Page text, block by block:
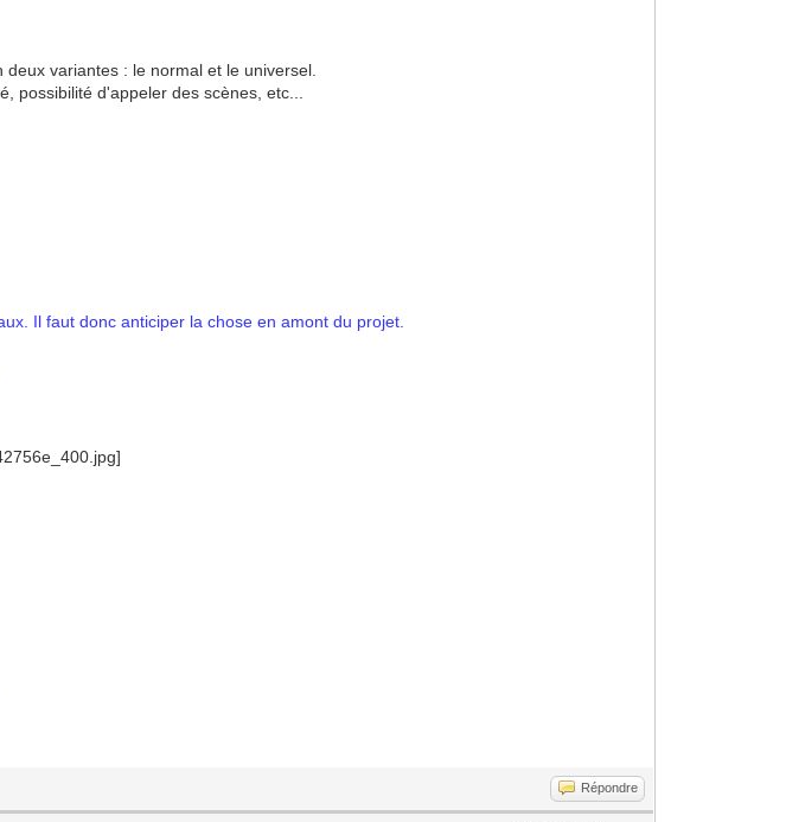
variantes : le normal et le universel.
possibilité d'appeler des scènes, etc...
Il faut donc anticiper la chose en amont du projet.
Répondre